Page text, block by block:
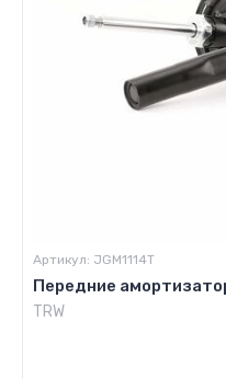
Артикул: JGM1114T
Передние
TRW